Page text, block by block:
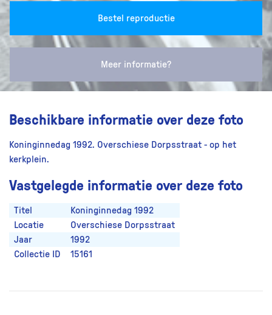
Bestel reproductie
Meer informatie?
Beschikbare informatie over deze foto
Koninginnedag 1992. Overschiese Dorpsstraat - op het
kerkplein.
Vastgelegde informatie over deze foto
Titel
Koninginnedag 1992
Locatie
Overschiese Dorpsstraat
Jaar
1992
Collectie ID
15161